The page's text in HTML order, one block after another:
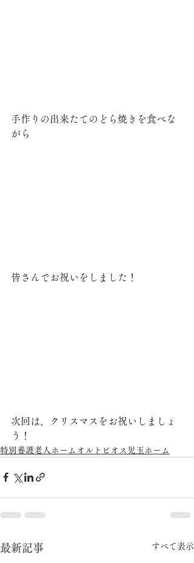
手作りの出来たてのどら焼きを食べな
がら
皆さんでお祝いをしました！
次回は、クリスマスをお祝いしましょ
う！
特別養護老人ホームオルトビオス児玉ホーム
最新記事 すべて表示